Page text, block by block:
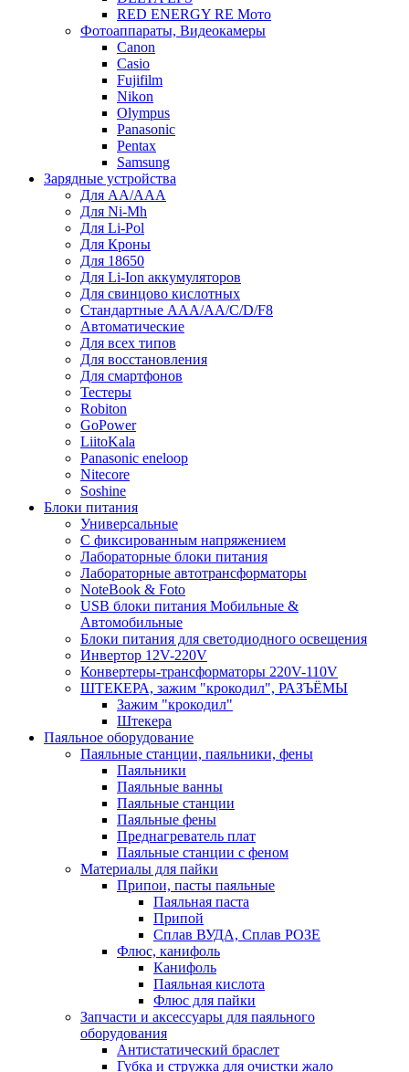
RED ENERGY RE Мото
Фотоаппараты, Видеокамеры
Canon
Casio
Fujifilm
Nikon
Olympus
Panasonic
Pentax
Samsung
Зарядные устройства
Для AA/AAA
Для Ni-Mh
Для Li-Pol
Для Кроны
Для 18650
Для Li-Ion аккумуляторов
Для свинцово кислотных
Стандартные ААА/АА/С/D/F8
Автоматические
Для всех типов
Для восстановления
Для смартфонов
Тестеры
Robiton
GoPower
LiitoKala
Panasonic eneloop
Nitecore
Soshine
Блоки питания
Универсальные
C фиксированным напряжением
Лабораторные блоки питания
Лабораторные автотрансформаторы
NoteBook & Foto
USB блоки питания Мобильные &
Автомобильные
Блоки питания для светодиодного освещения
Инвертор 12V-220V
Конвертеры-трансформаторы 220V-110V
ШТЕКЕРА, зажим "крокодил", РАЗЪЁМЫ
Зажим "крокодил"
Штекера
Паяльное оборудование
Паяльные станции, паяльники, фены
Паяльники
Паяльные ванны
Паяльные станции
Паяльные фены
Преднагреватель плат
Паяльные станции с феном
Материалы для пайки
Припои, пасты паяльные
Паяльная паста
Припой
Сплав ВУДА, Сплав РОЗЕ
Флюс, канифоль
Канифоль
Паяльная кислота
Флюс для пайки
Запчасти и аксессуары для паяльного
оборудования
Антистатический браслет
Губка и стружка для очистки жало